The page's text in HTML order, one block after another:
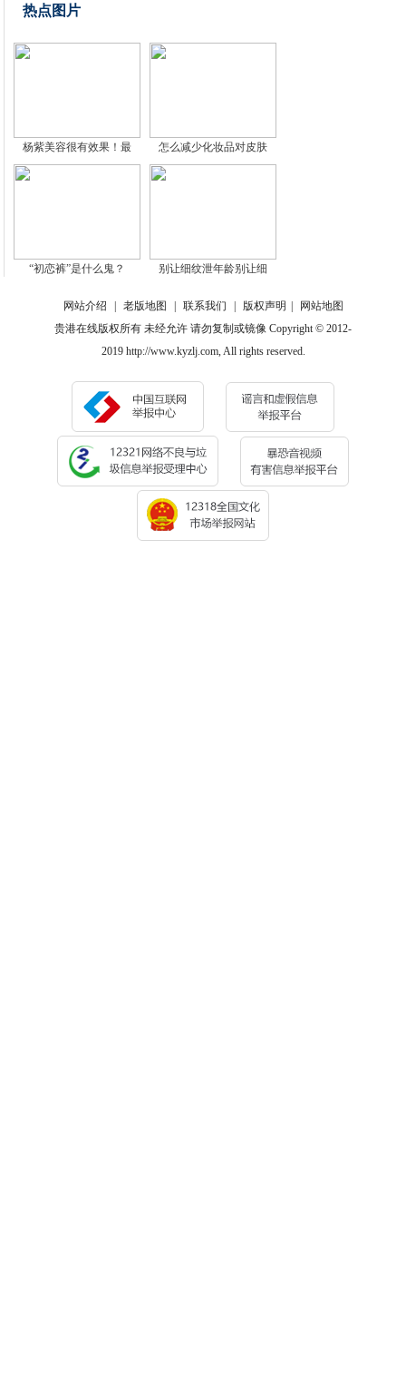
热点图片
杨紫美容很有效果！最 怎么减少化妆品对皮肤
“初恋裤”是什么鬼？ 别让细纹泄年龄别让细
网站介绍 老版地图 联系我们 版权声明
网站地图
贵港在线版权所有 未经允许 请勿复制或镜像 Copyright © 2012-
2019 http://www.kyzlj.com, All rights reserved.